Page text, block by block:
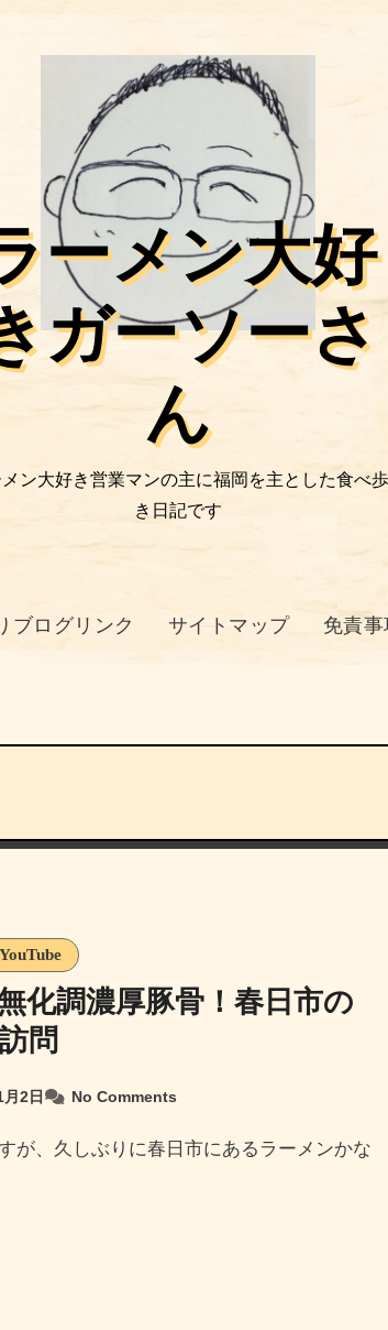
ーメン大好
ガーソーさ
ん
ン大好き営業マンの主に福岡を主とした食べ歩
き日記です
ブログリンク サイトマップ 免責事
YouTube
化調濃厚豚骨！春日市の
問
2日 No Comments